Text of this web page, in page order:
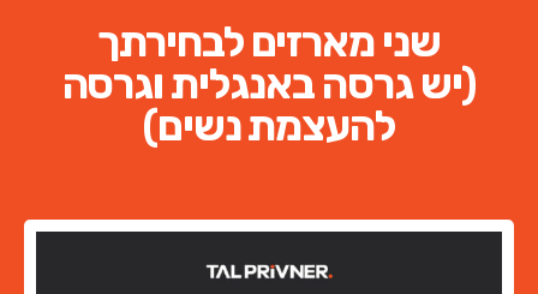
שני מארזים לבחירתך
(יש גרסה באנגלית וגרסה
להעצמת נשים)